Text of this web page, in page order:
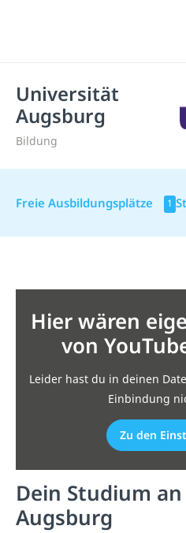
Universität
Augsburg
Bildung
Freie Ausbildungsplätze 1
Dein Studium
Augsburg
Hier wären
von
Leider hast du in deinen
Einbindung
Zu den